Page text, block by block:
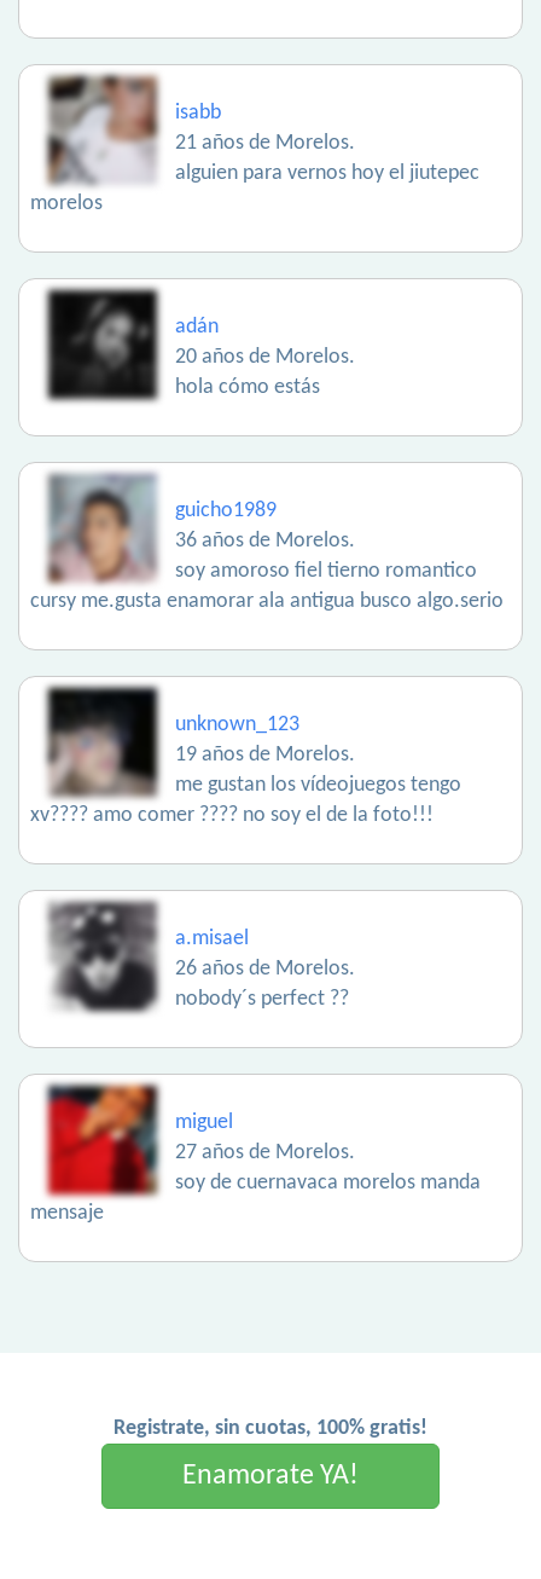
isabb
21 años de Morelos.
alguien para vernos hoy el jiutepec
morelos
adán
20 años de Morelos.
hola cómo estás
guicho1989
36 años de Morelos.
soy amoroso fiel tierno romantico
cursy me.gusta enamorar ala antigua busco algo.serio
unknown_123
19 años de Morelos.
me gustan los vídeojuegos tengo
xv???? amo comer ???? no soy el de la foto!!!
a.misael
26 años de Morelos.
nobody´s perfect ??
miguel
27 años de Morelos.
soy de cuernavaca morelos manda
mensaje
Registrate, sin cuotas, 100% gratis!
Enamorate YA!